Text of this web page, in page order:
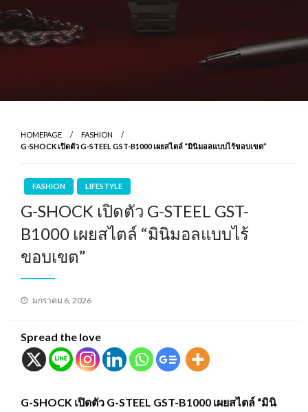
HOMEPAGE
FASHION
G-SHOCK เปิดตัว G-STEEL GST-B1000 เผยสไตล์ “มินิมอลแบบไร้ขอบเขต”
FASHION LIFESTYLE
G-SHOCK เปิดตัว G-STEEL GST-
B1000 เผยสไตล์ “มินิมอลแบบไร้
ขอบเขต”
Posted
มกราคม 6, 2026
Spread the love
G-SHOCK เปิดตัว G-STEEL GST-B1000 เผยสไตล์ “มินิ